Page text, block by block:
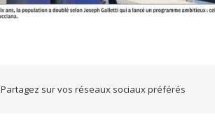
Partagez sur vos réseaux sociaux préférés